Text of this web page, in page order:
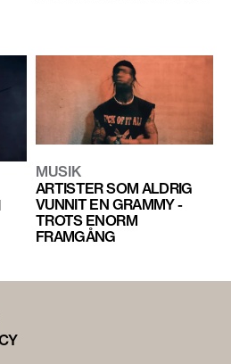
MUSIK
ARTISTER SOM ALDRIG
VUNNIT EN GRAMMY -
TROTS ENORM
FRAMGÅNG